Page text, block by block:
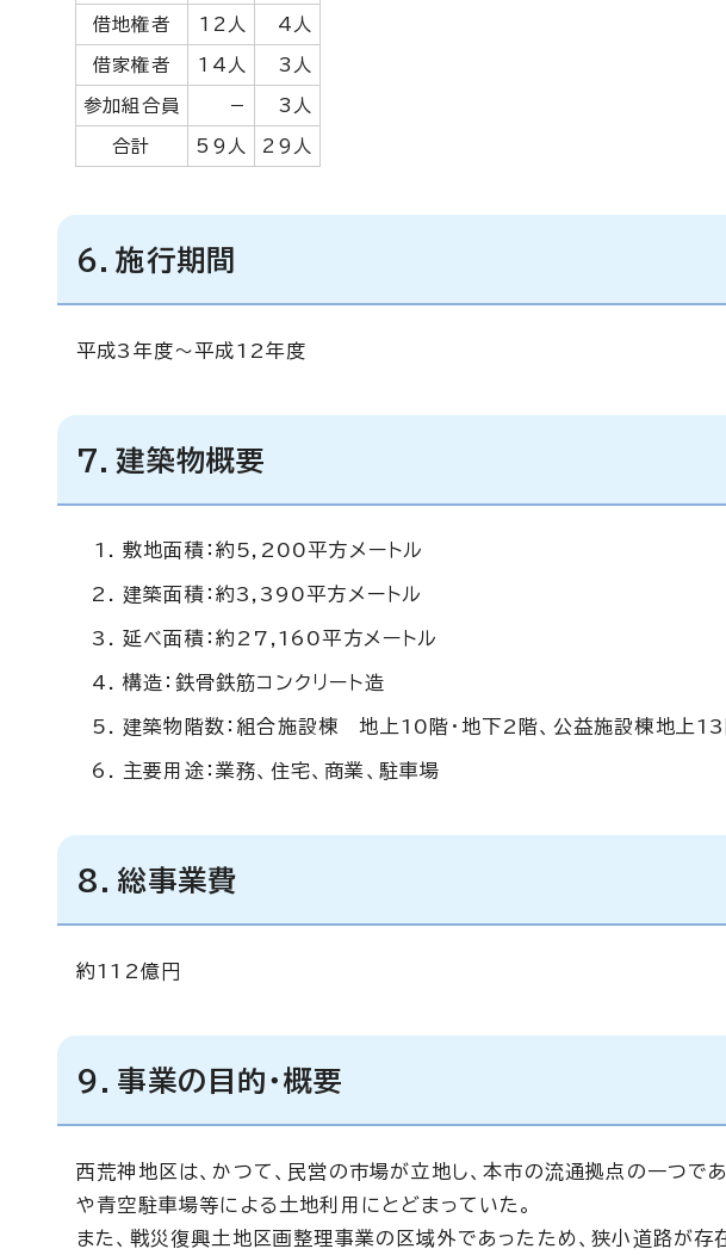
借地権者 12人 4人
借家権者 14人 3人
参加組合員 － 3人
合計 59人 29人
6．施行期間
平成3年度～平成12年度
7．建築物概要
敷地面積：約5,200平方メートル
建築面積：約3,390平方メートル
延べ面積：約27,160平方メートル
構造：鉄骨鉄筋コンクリート造
建築物階数：組合施設棟 地上10階・地下2階、公益施設棟地上
主要用途：業務、住宅、商業、駐車場
8．総事業費
約112億円
9．事業の目的・概要
西荒神地区は、かつて、民営の市場が立地し、本市の流通拠点の一つで
や青空駐車場等による土地利用にとどまっていた。
また、戦災復興土地区画整理事業の区域外であったため、狭小道路が